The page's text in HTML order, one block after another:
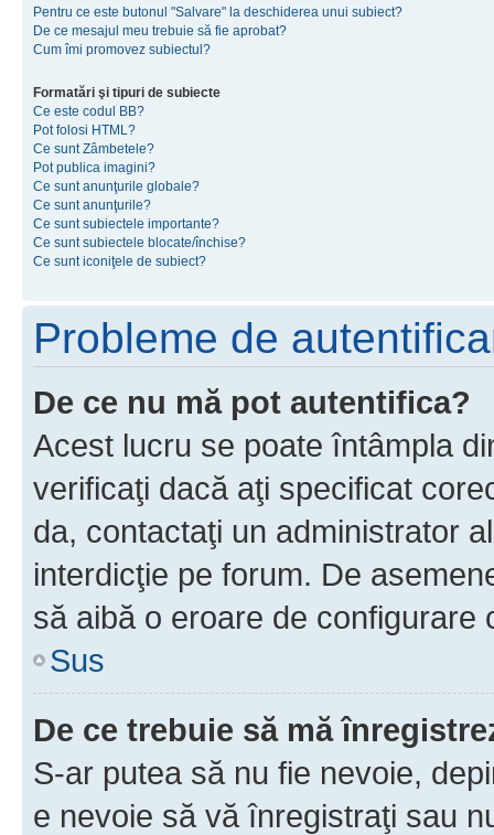
Pentru ce este butonul "Salvare" la deschiderea unui subiect?
De ce mesajul meu trebuie să fie aprobat?
Cum îmi promovez subiectul?
Formatări şi tipuri de subiecte
Ce este codul BB?
Pot folosi HTML?
Ce sunt Zâmbetele?
Pot publica imagini?
Ce sunt anunţurile globale?
Ce sunt anunţurile?
Ce sunt subiectele importante?
Ce sunt subiectele blocate/închise?
Ce sunt iconiţele de subiect?
Probleme de
De ce nu mă pot autentifica?
Acest lucru se poate întâmpla
verificaţi dacă aţi specificat
da, contactaţi un administrator
interdicţie pe forum. De
să aibă o eroare de configurare
Sus
De ce trebuie să mă
S-ar putea să nu fie nevoie,
e nevoie să vă înregistraţi sau